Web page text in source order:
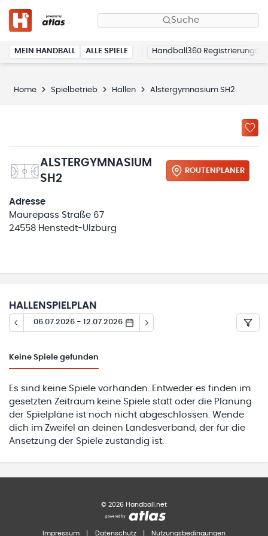
Suche
MEIN HANDBALL ALLE SPIELE Handball360 Registrierung
Home Spielbetrieb Hallen Alstergymnasium SH2
ALSTERGYMNASIUM
SH2
ROUTENPLANER
Adresse
Maurepass Straße 67
24558 Henstedt-Ulzburg
HALLENSPIELPLAN
06.07.2026 - 12.07.2026
Keine Spiele gefunden
Es sind keine Spiele vorhanden. Entweder es finden im
gesetzten Zeitraum keine Spiele statt oder die Planung
der Spielpläne ist noch nicht abgeschlossen. Wende
dich im Zweifel an deinen Landesverband, der für die
Ansetzung der Spiele zuständig ist.
© 2026 Handball.net
Impressum Datenschutz Nutzungsbedingungen